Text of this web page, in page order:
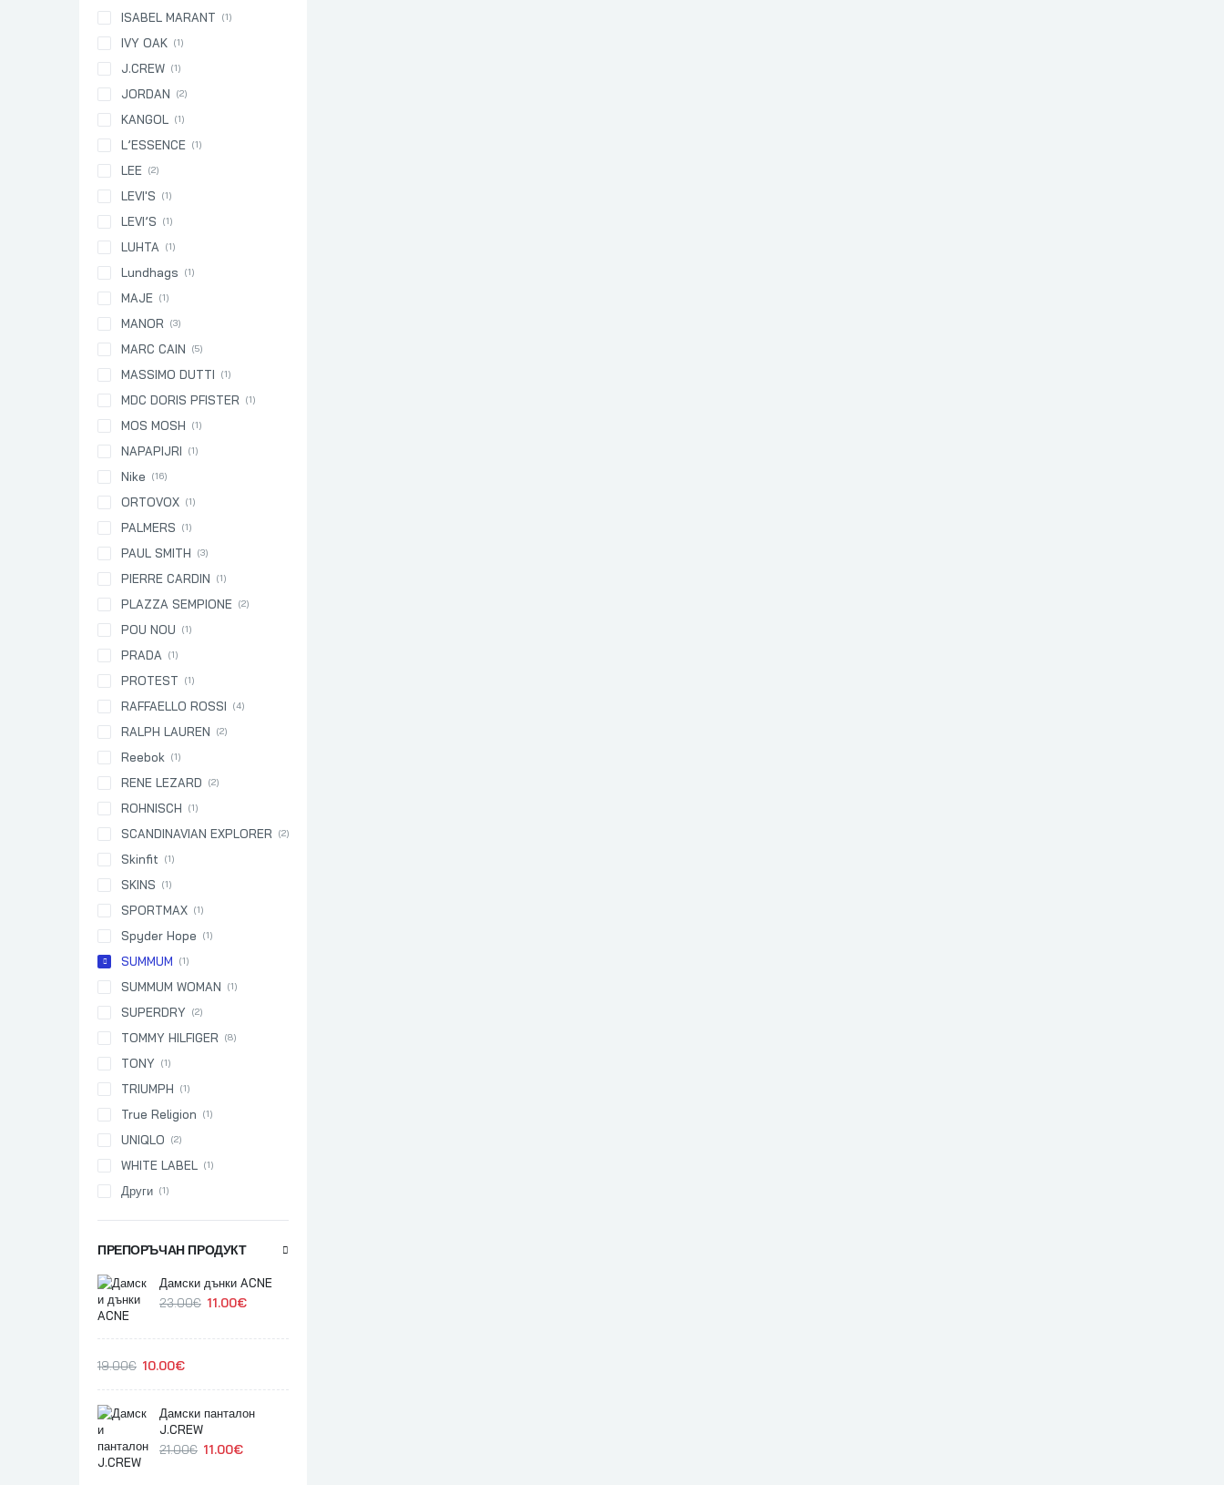
ISABEL MARANT (1)
IVY OAK (1)
J.CREW (1)
JORDAN (2)
KANGOL (1)
L’ESSENCE (1)
LEE (2)
LEVI'S (1)
LEVI’S (1)
LUHTA (1)
Lundhags (1)
MAJE (1)
MANOR (3)
MARC CAIN (5)
MASSIMO DUTTI (1)
MDC DORIS PFISTER (1)
MOS MOSH (1)
NAPAPIJRI (1)
Nike (16)
ORTOVOX (1)
PALMERS (1)
PAUL SMITH (3)
PIERRE CARDIN (1)
PLAZZA SEMPIONE (2)
POU NOU (1)
PRADA (1)
PROTEST (1)
RAFFAELLO ROSSI (4)
RALPH LAUREN (2)
Reebok (1)
RENE LEZARD (2)
ROHNISCH (1)
SCANDINAVIAN EXPLORER (2)
Skinfit (1)
SKINS (1)
SPORTMAX (1)
Spyder Hope (1)
SUMMUM (1)
SUMMUM WOMAN (1)
SUPERDRY (2)
TOMMY HILFIGER (8)
TONY (1)
TRIUMPH (1)
True Religion (1)
UNIQLO (2)
WHITE LABEL (1)
Други (1)
ПРЕПОРЪЧАН ПРОДУКТ
Дамски дънки ACNE
23.00€ 11.00€
19.00€ 10.00€
Дамски панталон
J.CREW
21.00€ 11.00€